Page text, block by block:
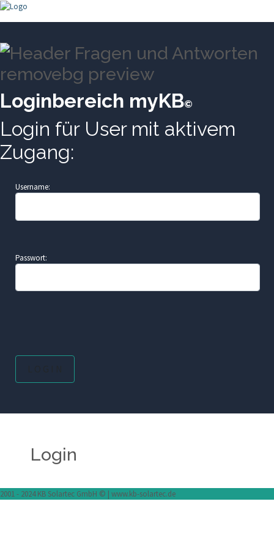
Loginbereich myKB©
Login für User mit aktivem
Zugang:
Username:
Passwort:
Login
2001 - 2024 KB Solartec GmbH © | www.kb-solartec.de